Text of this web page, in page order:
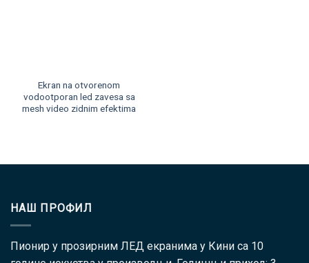
Ekran na otvorenom
vodootporan led zavesa sa
mesh video zidnim efektima
НАШ ПРОФИЛ
Пионир у прозирним ЛЕД екранима у Кини са 10